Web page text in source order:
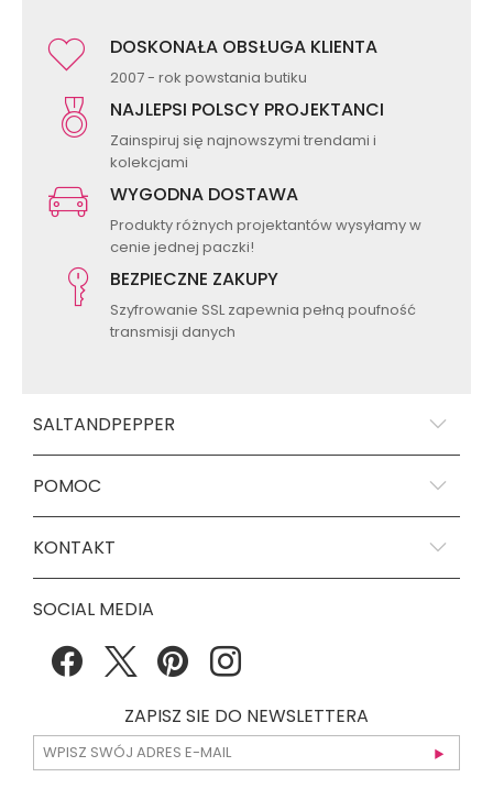
DOSKONAŁA OBSŁUGA KLIENTA
2007 - rok powstania butiku
NAJLEPSI POLSCY PROJEKTANCI
Zainspiruj się najnowszymi trendami i
kolekcjami
WYGODNA DOSTAWA
Produkty różnych projektantów wysyłamy w
cenie jednej paczki!
BEZPIECZNE ZAKUPY
Szyfrowanie SSL zapewnia pełną poufność
transmisji danych
SALTANDPEPPER
POMOC
KONTAKT
SOCIAL MEDIA
ZAPISZ SIE DO NEWSLETTERA